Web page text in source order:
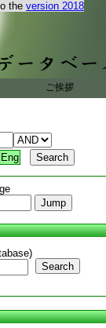
the version 2018
ご挨拶
Eng
Search